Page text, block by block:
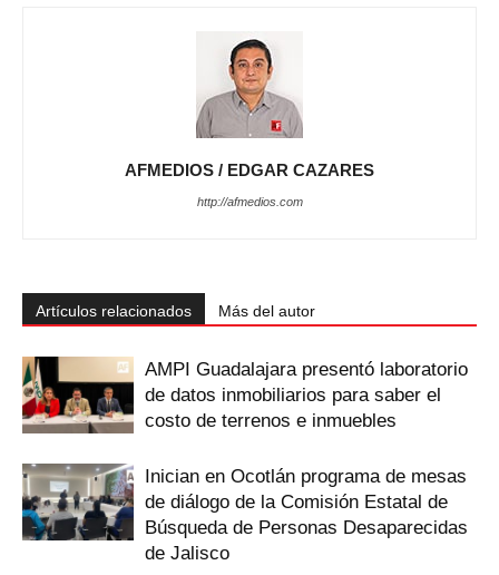
AFMEDIOS / EDGAR CAZARES
http://afmedios.com
Artículos relacionados Más del autor
AMPI Guadalajara presentó laboratorio
de datos inmobiliarios para saber el
costo de terrenos e inmuebles
Inician en Ocotlán programa de mesas
de diálogo de la Comisión Estatal de
Búsqueda de Personas Desaparecidas
de Jalisco